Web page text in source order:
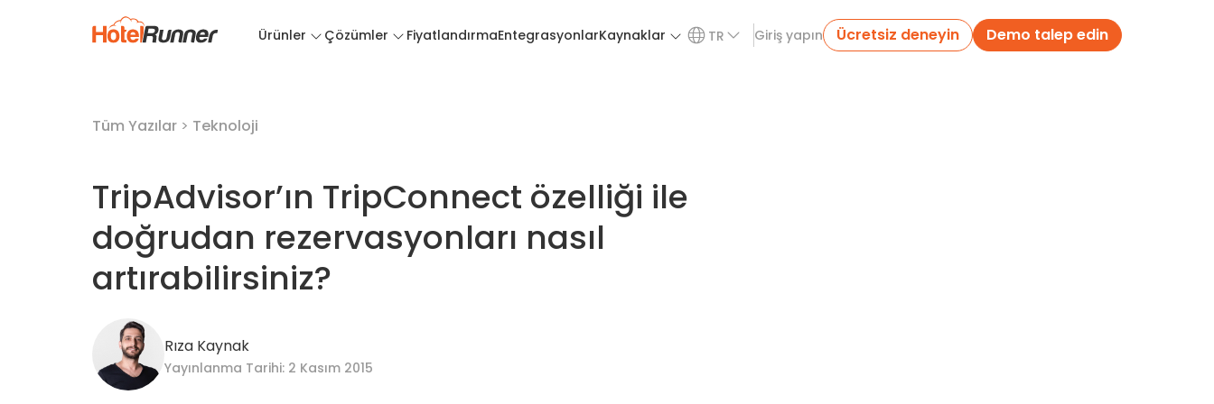
Ürünler Çözümler FiyatlandırmaEntegrasyonlarKaynaklar TR Giriş yapın Ücretsiz deneyin Demo talep edin
Tüm Yazılar > Teknoloji
TripAdvisor’ın TripConnect özelliği ile
doğrudan rezervasyonları nasıl
artırabilirsiniz?
Rıza Kaynak
Yayınlanma Tarihi: 2 Kasım 2015